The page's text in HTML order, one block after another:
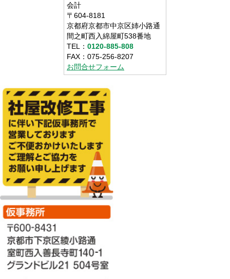
会計
〒604-8181
京都府京都市中京区姉小路通
間之町西入綿屋町538番地
TEL： 0120-885-808
FAX：075-256-8207
お問合せフォーム